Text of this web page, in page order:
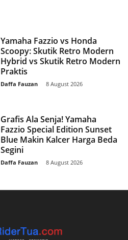
Yamaha Fazzio vs Honda
Scoopy: Skutik Retro Modern
Hybrid vs Skutik Retro Modern
Praktis
Daffa Fauzan 8 August 2026
Grafis Ala Senja! Yamaha
Fazzio Special Edition Sunset
Blue Makin Kalcer Harga Beda
Segini
Daffa Fauzan 8 August 2026